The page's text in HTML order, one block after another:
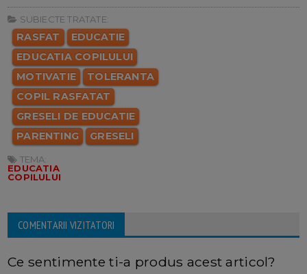
SUBIECTE TRATATE:
RASFAT
EDUCATIE
EDUCATIA COPILULUI
MOTIVATIE
TOLERANTA
COPIL RASFATAT
GRESELI DE EDUCATIE
PARENTING
GRESELI
TEMA:
EDUCATIA
COPILULUI
COMENTARII VIZITATORI
Ce sentimente ti-a produs acest articol?